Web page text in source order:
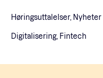
Høringsuttalelser, Nyheter |
Digitalisering, Fintech